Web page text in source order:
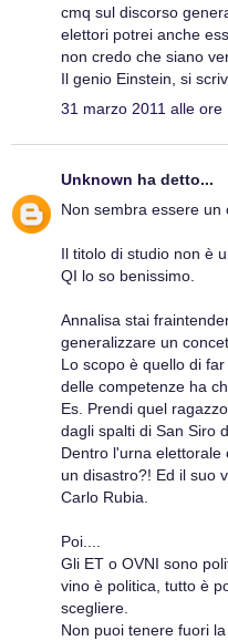
cmq sul discorso
elettori potrei anche
non credo che siano
Il genio Einstein, si
31 marzo 2011 alle ore
Unknown ha detto...
Non sembra essere un
Il titolo di studio non è
QI lo so benissimo.
Annalisa stai
generalizzare un
Lo scopo è quello di
delle competenze ha
Es. Prendi quel
dagli spalti di San Siro
Dentro l'urna elettorale
un disastro?! Ed il suo
Carlo Rubia.
Poi....
Gli ET o OVNI sono
vino è politica, tutto è
scegliere.
Non puoi tenere fuori